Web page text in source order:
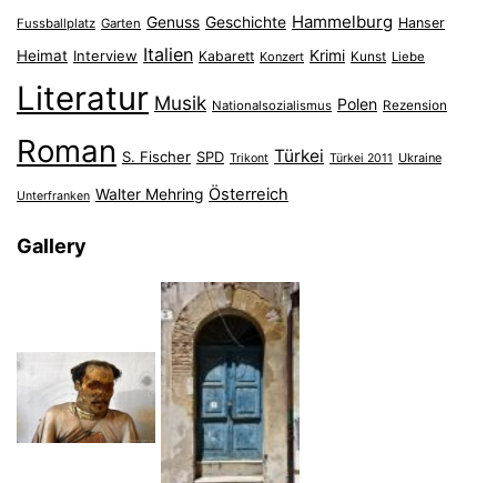
Fussballplatz Garten Genuss Geschichte Hammelburg Hanser
Heimat Interview Italien Kabarett Konzert Krimi Kunst Liebe
Literatur Musik Nationalsozialismus Polen Rezension
Roman S. Fischer SPD Trikont Türkei Türkei 2011 Ukraine
Unterfranken Walter Mehring Österreich
Gallery